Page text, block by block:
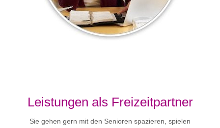
Leistungen als Freizeitpartner
Sie gehen gern mit den Senioren spazieren, spielen